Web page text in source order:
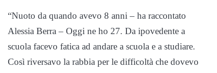
“Nuoto da quando avevo 8 anni – ha raccontato
Alessia Berra – Oggi ne ho 27. Da ipovedente a
scuola facevo fatica ad andare a scuola e a studiare.
Così riversavo la rabbia per le difficoltà che dovevo